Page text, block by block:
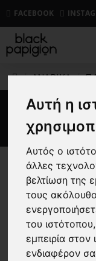
Αυτή η
Αυτός ο
άλλες
βελτίωση της
τους
του ιστότοπου
εμπειρία στον
ενδιαφέρον
FACEBOOK
ΑΝΔΡΙΚΑ
Παλτό